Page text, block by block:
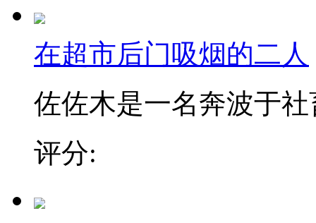
在超市后门吸烟的二人
佐佐木是一名奔波于社
评分: